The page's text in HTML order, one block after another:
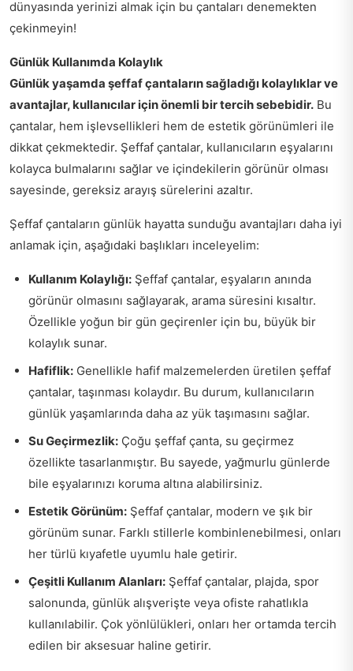
dünyasında yerinizi almak için bu çantaları denemekten
çekinmeyin!
Günlük Kullanımda Kolaylık
Günlük yaşamda şeffaf çantaların sağladığı kolaylıklar ve
avantajlar, kullanıcılar için önemli bir tercih sebebidir. Bu
çantalar, hem işlevsellikleri hem de estetik görünümleri ile
dikkat çekmektedir. Şeffaf çantalar, kullanıcıların eşyalarını
kolayca bulmalarını sağlar ve içindekilerin görünür olması
sayesinde, gereksiz arayış sürelerini azaltır.
Şeffaf çantaların günlük hayatta sunduğu avantajları daha iyi
anlamak için, aşağıdaki başlıkları inceleyelim:
Kullanım Kolaylığı: Şeffaf çantalar, eşyaların anında
görünür olmasını sağlayarak, arama süresini kısaltır.
Özellikle yoğun bir gün geçirenler için bu, büyük bir
kolaylık sunar.
Hafiflik: Genellikle hafif malzemelerden üretilen şeffaf
çantalar, taşınması kolaydır. Bu durum, kullanıcıların
günlük yaşamlarında daha az yük taşımasını sağlar.
Su Geçirmezlik: Çoğu şeffaf çanta, su geçirmez
özellikte tasarlanmıştır. Bu sayede, yağmurlu günlerde
bile eşyalarınızı koruma altına alabilirsiniz.
Estetik Görünüm: Şeffaf çantalar, modern ve şık bir
görünüm sunar. Farklı stillerle kombinlenebilmesi, onları
her türlü kıyafetle uyumlu hale getirir.
Çeşitli Kullanım Alanları: Şeffaf çantalar, plajda, spor
salonunda, günlük alışverişte veya ofiste rahatlıkla
kullanılabilir. Çok yönlülükleri, onları her ortamda tercih
edilen bir aksesuar haline getirir.